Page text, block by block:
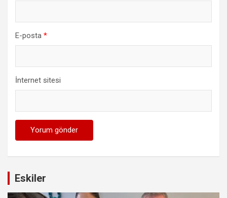
E-posta *
İnternet sitesi
Eskiler